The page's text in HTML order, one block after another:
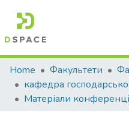
Communities & Collections
All of DSpace
Home Факультети